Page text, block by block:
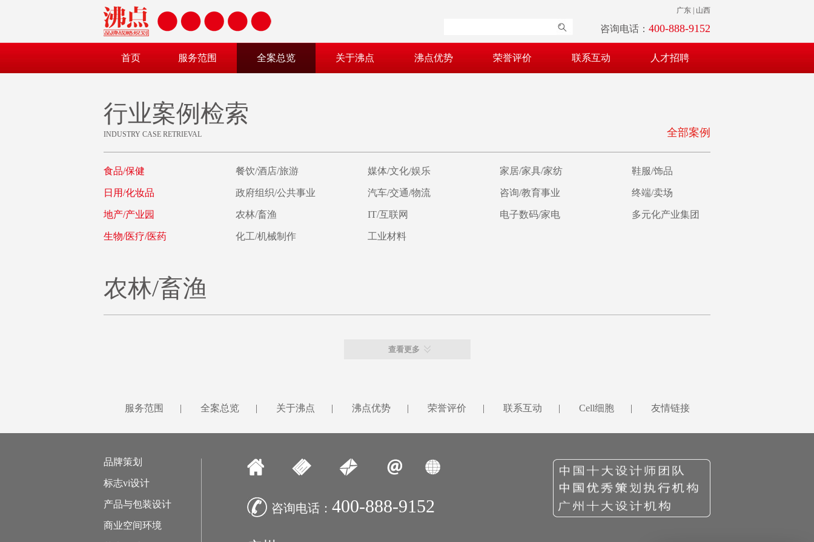
广东 | 山西
咨询电话： 400-888-9152
首页 服务范围 全案总览 关于沸点 沸点优势 荣誉评价 联系互动 人才招聘
全部案例
行业案例检索
INDUSTRY CASE RETRIEVAL
食品/保健 餐饮/酒店/旅游 媒体/文化/娱乐 家居/家具/家纺 鞋服/饰品
日用/化妆品 政府组织/公共事业 汽车/交通/物流 咨询/教育事业 终端/卖场
地产/产业园 农林/畜渔 IT/互联网 电子数码/家电 多元化产业集团
生物/医疗/医药 化工/机械制作 工业材料
农林/畜渔
查看更多
服务范围 | 全案总览 | 关于沸点 | 沸点优势 | 荣誉评价 | 联系互动 | Cell细胞 | 友情链接
品牌策划
标志vi设计
产品与包装设计
商业空间环境
咨询电话： 400-888-9152